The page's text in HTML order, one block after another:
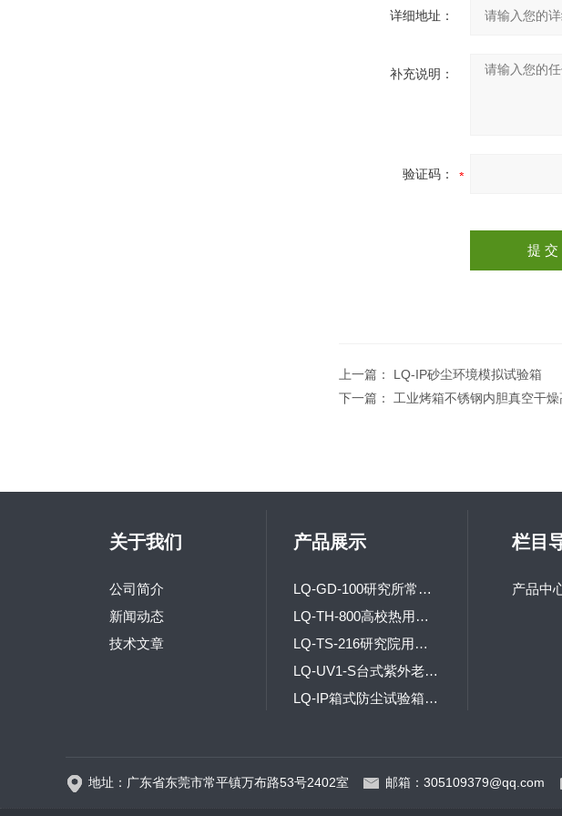
详细地址：
补充说明：
验证码：
上一篇： LQ-IP砂尘环境模拟试验箱
下一篇： 工业烤箱不锈钢内胆真空干
关于我们
公司简介
新闻动态
技术文章
产品展示
LQ-GD-100研究所常用高低温交变试验箱
LQ-TH-800高校热用可程式恒温恒湿箱
LQ-TS-216研究院用冲击试验机
LQ-UV1-S台式紫外老化试验箱
LQ-IP箱式防尘试验箱 砂尘试验箱
栏目
产品中
地址：广东省东莞市常平镇万布路53号2402室 邮箱：305109379@qq.com